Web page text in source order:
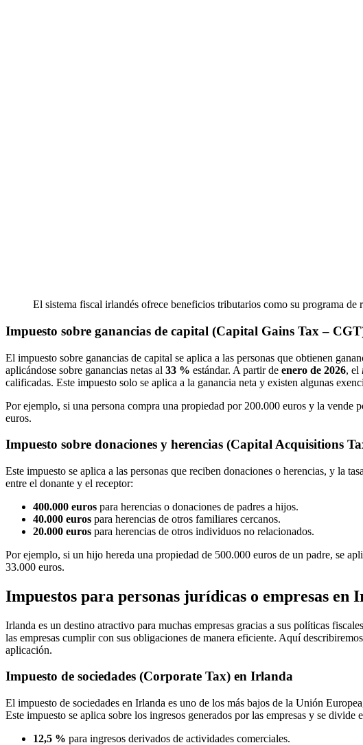
El sistema fiscal irlandés ofrece beneficios tributarios como su programa de
Impuesto sobre ganancias de capital (Capital Gains Tax –
El impuesto sobre ganancias de capital se aplica a las personas que obtienen
aplicándose sobre ganancias netas al 33 % estándar. A partir de enero de 2026, el
calificadas. Este impuesto solo se aplica a la ganancia neta y existen algunas
Por ejemplo, si una persona compra una propiedad por 200.000 euros y la
euros.
Impuesto sobre donaciones y herencias (Capital Acquisitions
Este impuesto se aplica a las personas que reciben donaciones o herencias, y la
entre el donante y el receptor:
400.000 euros para herencias o donaciones de padres a hijos.
40.000 euros para herencias de otros familiares cercanos.
20.000 euros para herencias de otros individuos no relacionados.
Por ejemplo, si un hijo hereda una propiedad de 500.000 euros de un padre, se
33.000 euros.
Impuestos para personas jurídicas o empresas en
Irlanda es un destino atractivo para muchas empresas gracias a sus políticas
las empresas cumplir con sus obligaciones de manera eficiente. Aquí
aplicación.
Impuesto de sociedades (Corporate Tax) en Irlanda
El impuesto de sociedades en Irlanda es uno de los más bajos de la Unión
Este impuesto se aplica sobre los ingresos generados por las empresas y se divide
12,5 % para ingresos derivados de actividades comerciales.